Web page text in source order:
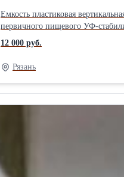
Емкость пластиковая
первичного пищевого УФ-
мусорного контейнера. Габаритные размеры: Длина:
полиэтилена, возможно
1.Контейнер для мусора (возможно оснащение колесами, и
рыбы, разведения малька. 4.Мини-купель (заглубляемая в грунт, и устанавливаемая на поверхность). 5.Возвратная тара в пищевой промышленности (допускается контакт с
пищевыми продуктами). 6.Уличный горшок для крупногабаритных растений. В стандартном исполнении пластиковая емкость изготавливается синего, черного или белого
12 000 руб.
Рязань